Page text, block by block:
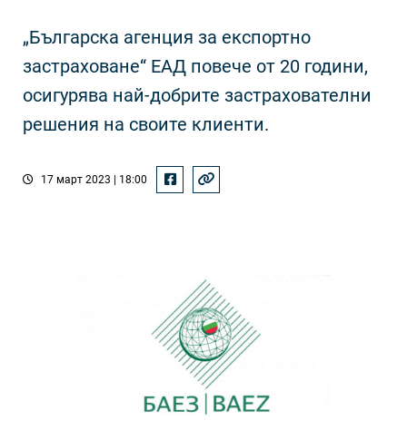
„Българска агенция за експортно
застраховане“ ЕАД повече от 20 години,
осигурява най-добрите застрахователни
решения на своите клиенти.
17 март 2023 | 18:00